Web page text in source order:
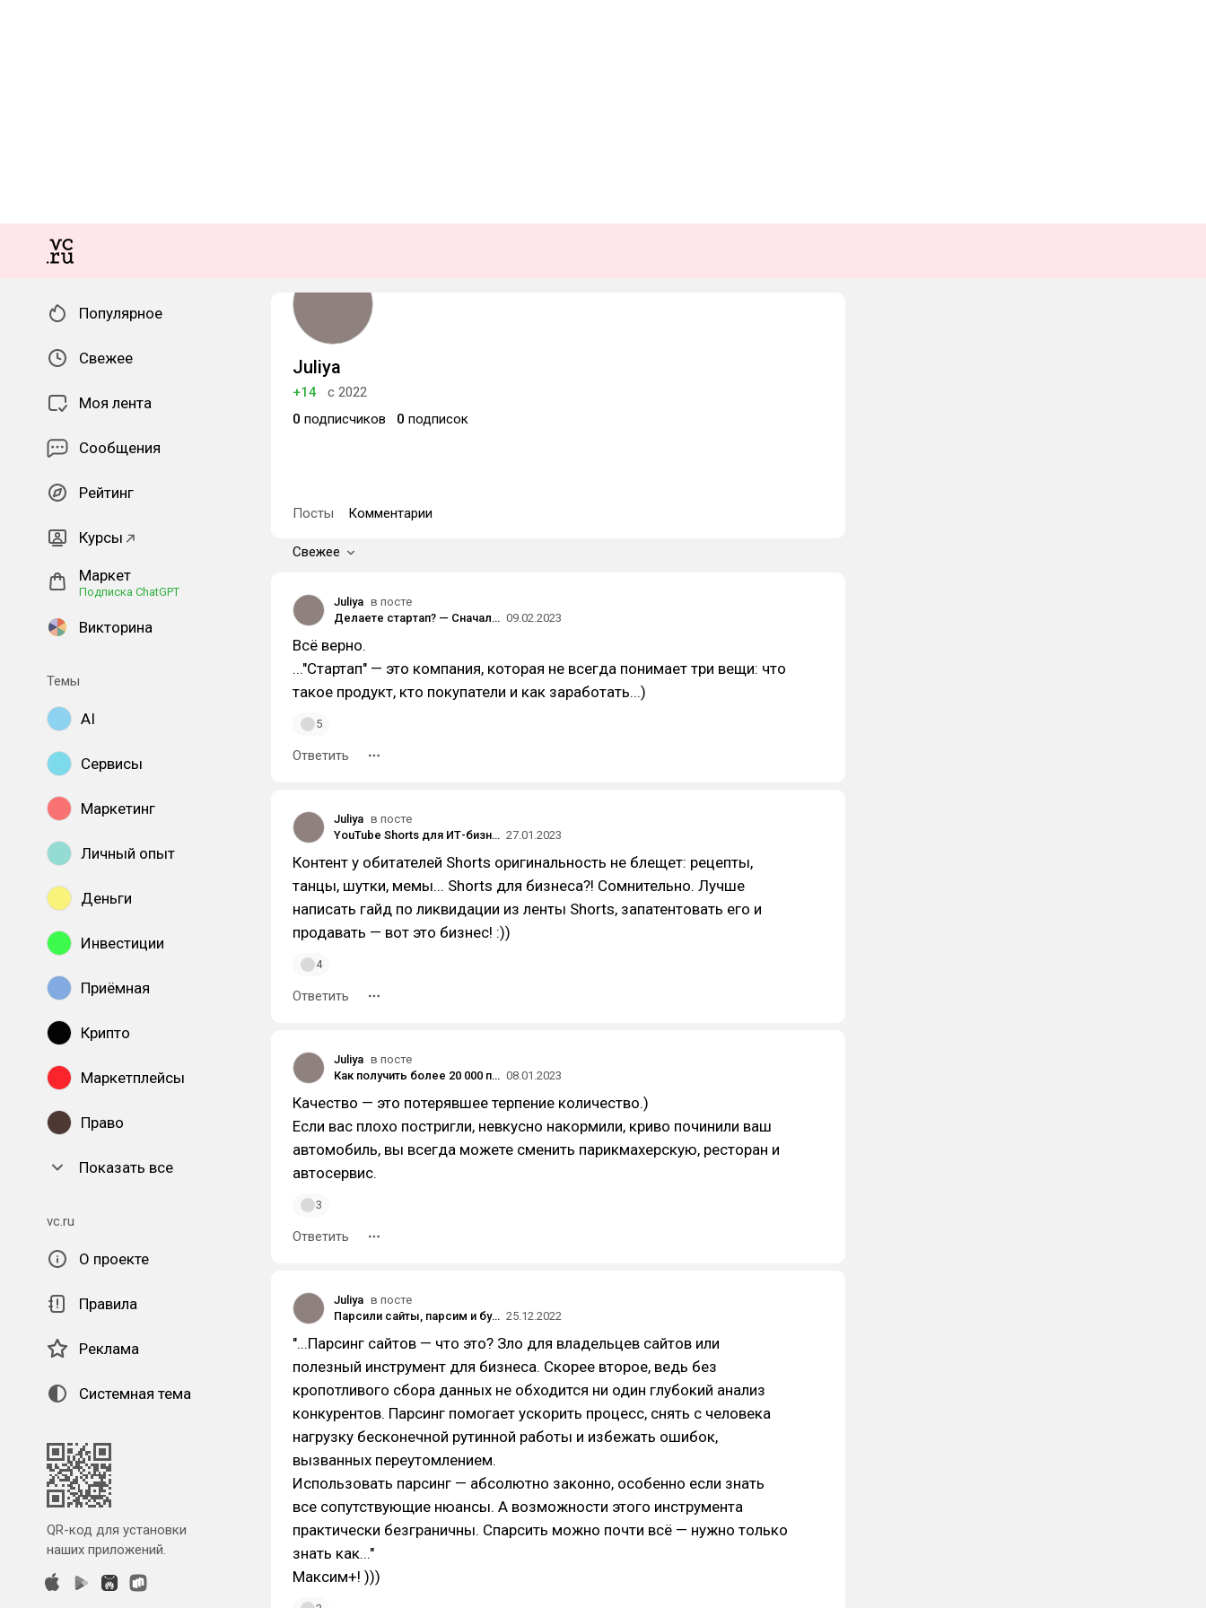
Популярное
Свежее
Моя лента
Сообщения
Рейтинг
Курсы
Маркет
Подписка ChatGPT
Викторина
Темы
AI
Сервисы
Маркетинг
Личный опыт
Деньги
Инвестиции
Приёмная
Крипто
Маркетплейсы
Право
Показать все
vc.ru
О проекте
Правила
Реклама
Системная тема
QR-код для установки
наших приложений.
Juliya
+14
с 2022
0 подписчиков 0 подписок
Посты Комментарии
Свежее
Juliya в посте
Делаете стартап? — Сначала продай, а потом делайте! Можно иначе? Да, но продай сначала 09.02.2023
Всё верно.
..."Стартап" — это компания, которая не всегда понимает три вещи: что
такое продукт, кто покупатели и как заработать...)
5
Ответить
Juliya в посте
YouTube Shorts для ИТ-бизнеса: аналитика и личный опыт. Есть ли польза? 27.01.2023
Контент у обитателей Shorts оригинальность не блещет: рецепты,
танцы, шутки, мемы... Shorts для бизнеса?! Сомнительно. Лучше
написать гайд по ликвидации из ленты Shorts, запатентовать его и
продавать — вот это бизнес! :))
4
Ответить
Juliya в посте
Как получить более 20 000 пользователей по миру за три месяца с бюджетом $50? 08.01.2023
Качество — это потерявшее терпение количество.)
Если вас плохо постригли, невкусно накормили, криво починили ваш
автомобиль, вы всегда можете сменить парикмахерскую, ресторан и
автосервис.
3
Ответить
Juliya в посте
Парсили сайты, парсим и будем парсить. И не нужно этому мешать! 25.12.2022
"...Парсинг сайтов — что это? Зло для владельцев сайтов или
полезный инструмент для бизнеса. Скорее второе, ведь без
кропотливого сбора данных не обходится ни один глубокий анализ
конкурентов. Парсинг помогает ускорить процесс, снять с человека
нагрузку бесконечной рутинной работы и избежать ошибок,
вызванных переутомлением.
Использовать парсинг — абсолютно законно, особенно если знать
все сопутствующие нюансы. А возможности этого инструмента
практически безграничны. Спарсить можно почти всё — нужно только
знать как..."
Максим+! )))